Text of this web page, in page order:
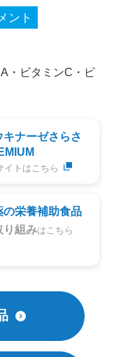
ント
・ビタミンC・ビ
キナーゼさらさ
イトはこちら
の栄養補助食品
り組みはこちら